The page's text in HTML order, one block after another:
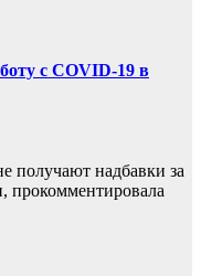
с COVID-19 в
получают надбавки за
прокомментировала